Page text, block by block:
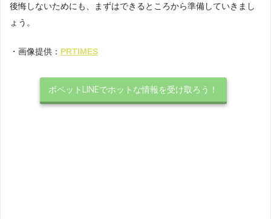
後悔しないためにも、まずはできるところから準備していきまし
ょう。
・画像提供： PRTIMES
ポペットLINEでホットな情報を受け取ろう！